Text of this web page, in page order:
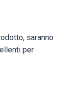
saranno
per